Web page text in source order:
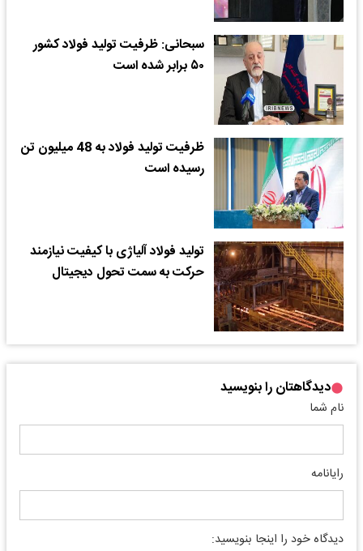
سبحانی: ظرفیت تولید فولاد کشور
۵۰ برابر شده است
ظرفیت تولید فولاد به 48 میلیون تن
رسیده است
تولید فولاد آلیاژی با کیفیت نیازمند
حرکت به سمت تحول دیجیتال
دیدگاهتان را بنویسید
نام شما
رایانامه
دیدگاه خود را اینجا بنویسید: